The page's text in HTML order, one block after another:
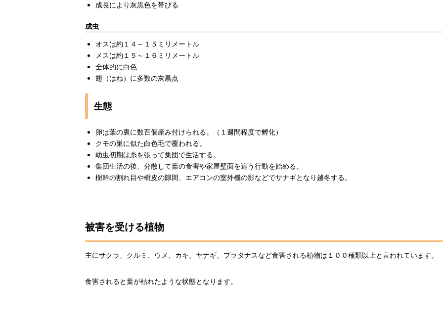
成長により灰黒色を帯びる
成虫
オスは約１４～１５ミリメートル
メスは約１５～１６ミリメートル
全体的に白色
翅（はね）に多数の灰黒点
生態
卵は葉の裏に数百個産み付けられる。（１週間程度で孵化）
クモの巣に似た白色毛で覆われる。
幼虫初期は糸を張って集団で生活する。
集団生活の後、分散して葉の食害や家屋壁面を這う行動を始める。
樹幹の割れ目や樹皮の隙間、エアコンの室外機の影などでサナギとなり越冬する。
被害を受ける植物
主にサクラ、クルミ、ウメ、カキ、ヤナギ、プラタナスなど食害される植物は１００種類以上と言われています。
食害されると葉が枯れたような状態となります。